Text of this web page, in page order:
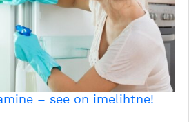
– see on imelihtne!